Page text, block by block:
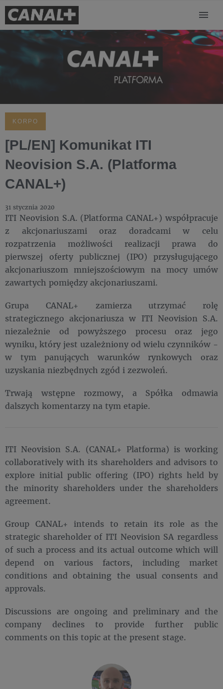
KORPO
[PL/EN] Komunikat ITI
Neovision S.A. (Platforma
CANAL+)
31 stycznia 2020
ITI Neovision S.A. (Platforma CANAL+) współpracuje
z akcjonariuszami oraz doradcami w celu
rozpatrzenia możliwości realizacji prawa do
pierwszej oferty publicznej (IPO) przysługującego
akcjonariuszom mniejszościowym na mocy umów
zawartych pomiędzy akcjonariuszami.
Grupa CANAL+ zamierza utrzymać rolę
strategicznego akcjonariusza w ITI Neovision S.A.
niezależnie od powyższego procesu oraz jego
wyniku, który jest uzależniony od wielu czynników -
w tym panujących warunków rynkowych oraz
uzyskania niezbędnych zgód i zezwoleń.
Trwają wstępne rozmowy, a Spółka odmawia
dalszych komentarzy na tym etapie.
ITI Neovision S.A. (CANAL+ Platforma) is working
collaboratively with its shareholders and advisors to
explore initial public offering (IPO) rights held by
the minority shareholders under the shareholders
agreement.
Group CANAL+ intends to retain its role as the
strategic shareholder of ITI Neovision SA regardless
of such a process and its actual outcome which will
depend on various factors, including market
conditions and obtaining the usual consents and
approvals.
Discussions are ongoing and preliminary and the
company declines to provide further public
comments on this topic at the present stage.